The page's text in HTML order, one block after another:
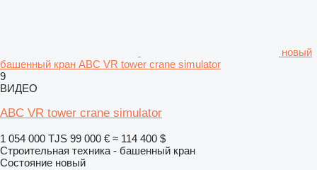
новый
башенный кран ABC VR tower crane simulator
9
ВИДЕО
ABC VR tower crane simulator
1 054 000 TJS 99 000 € ≈ 114 400 $
Строительная техника - башенный кран
Состояние новый